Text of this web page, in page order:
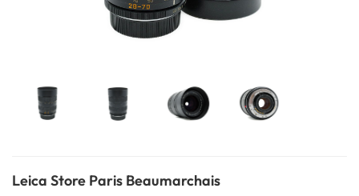
Leica Store Paris Beaumarchais